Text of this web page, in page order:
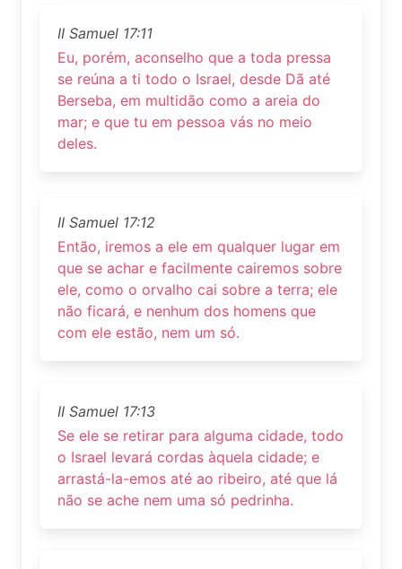
II Samuel 17:11
Eu, porém, aconselho que a toda pressa
se reúna a ti todo o Israel, desde Dã até
Berseba, em multidão como a areia do
mar; e que tu em pessoa vás no meio
deles.
II Samuel 17:12
Então, iremos a ele em qualquer lugar em
que se achar e facilmente cairemos sobre
ele, como o orvalho cai sobre a terra; ele
não ficará, e nenhum dos homens que
com ele estão, nem um só.
II Samuel 17:13
Se ele se retirar para alguma cidade, todo
o Israel levará cordas àquela cidade; e
arrastá-la-emos até ao ribeiro, até que lá
não se ache nem uma só pedrinha.